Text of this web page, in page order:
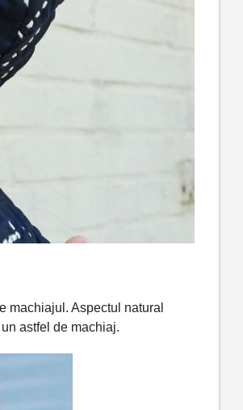
machiajul. Aspectul natural
un astfel de machiaj.